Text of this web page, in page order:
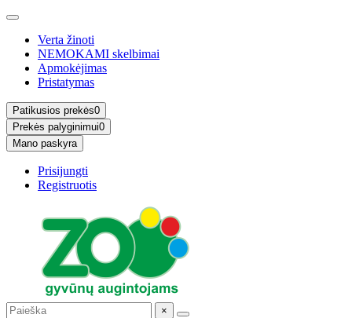
Verta žinoti
NEMOKAMI skelbimai
Apmokėjimas
Pristatymas
Patikusios prekės0
Prekės palyginimui0
Mano paskyra
Prisijungti
Registruotis
×